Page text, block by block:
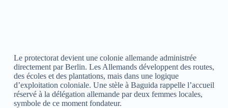
Le protectorat devient une colonie allemande administrée
directement par Berlin. Les Allemands développent des routes,
des écoles et des plantations, mais dans une logique
d’exploitation coloniale. Une stèle à Baguida rappelle l’accueil
réservé à la délégation allemande par deux femmes locales,
symbole de ce moment fondateur.